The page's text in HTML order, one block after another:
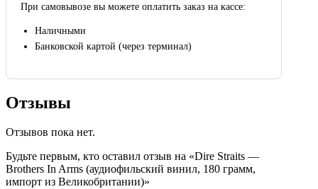
При самовывозе вы можете оплатить заказ на кассе:
Наличными
Банковской картой (через терминал)
Отзывы
Отзывов пока нет.
Будьте первым, кто оставил отзыв на «Dire Straits —
Brothers In Arms (аудиофильский винил, 180 грамм,
импорт из Великобритании)»